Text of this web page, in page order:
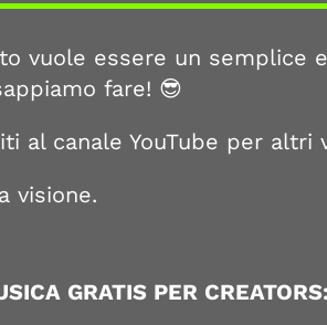
vuole essere un semplice
fare! 😎
al canale YouTube per altri
visione.
GRATIS PER CREATORS: